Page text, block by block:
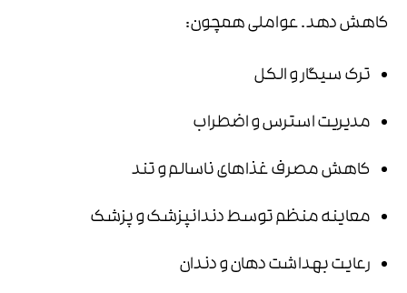
کاهش دهد. عواملی همچون:
ترک سیگار و الکل
مدیریت استرس و اضطراب
کاهش مصرف غذاهای ناسالم و تند
معاینه منظم توسط دندانپزشک و پزشک
رعایت بهداشت دهان و دندان